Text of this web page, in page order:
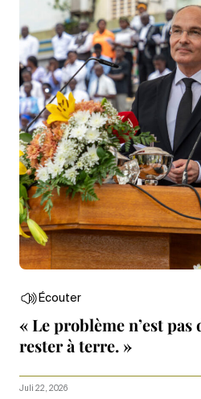
Écouter
« Le problème n’est
rester à terre. »
Juli 22, 2026